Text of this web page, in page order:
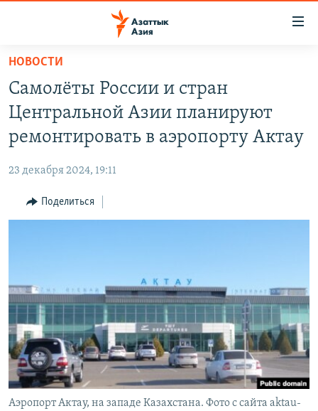
Вернуться
основному
содержанию
главной
навигации
Вернутся
ТАДЖИКИСТАН
ВОЙНА В УКРАИНЕ
ҚАЗАҚША
КЫРГЫЗЧА
НОВОСТИ
Самолёты России и стран
Центральной Азии планируют
ремонтировать в аэропорту Актау
23 декабря 2024, 19:11
Поделиться
Аэропорт Актау, на западе Казахстана. Фото с сайта aktau-